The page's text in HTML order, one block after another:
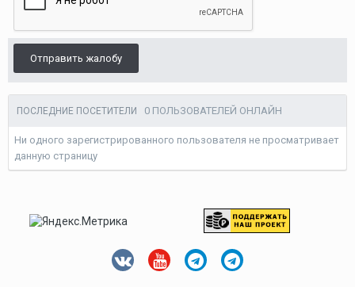
Отправить жалобу
ПОСЛЕДНИЕ ПОСЕТИТЕЛИ 0 ПОЛЬЗОВАТЕЛЕЙ ОНЛАЙН
Ни одного зарегистрированного пользователя не просматривает
данную страницу